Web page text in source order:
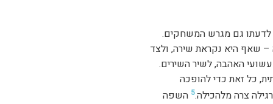
לדעתו גם מגרש המשחקים.
– שאף היא נקראת שירה, ולצד
האהבה, לשיר השירים.
כל זאת כדי להופכה
צרה מלהכילה.5 השפה